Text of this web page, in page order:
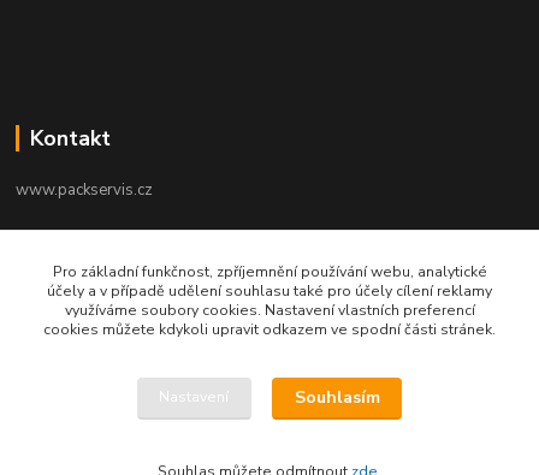
Kontakt
www.packservis.cz
Po-Pá 8.00-12.00, 13.00-16.00 hod
info@packservis.cz
Pro základní funkčnost, zpříjemnění používání webu, analytické
účely a v případě udělení souhlasu také pro účely cílení reklamy
využíváme soubory cookies. Nastavení vlastních preferencí
cookies můžete kdykoli upravit odkazem ve spodní části stránek.
Nastavení Souhlasím